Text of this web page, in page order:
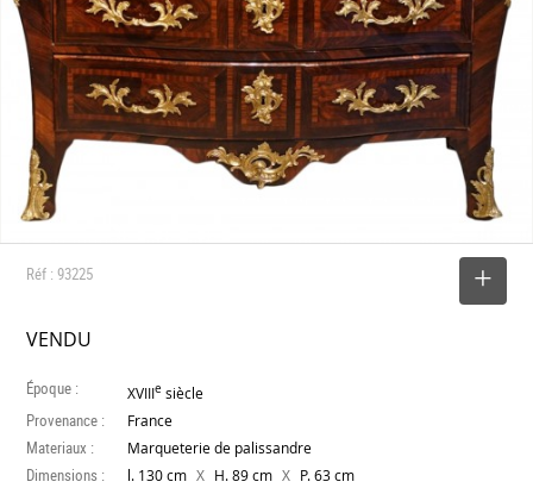
Réf : 93225
VENDU
Époque : XVIIIe siècle
Provenance : France
Materiaux : Marqueterie de palissandre
Dimensions : l. 130 cm X H. 89 cm X P. 63 cm